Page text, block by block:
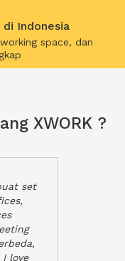
Indonesia
space, dan
XWORK ?
set
love